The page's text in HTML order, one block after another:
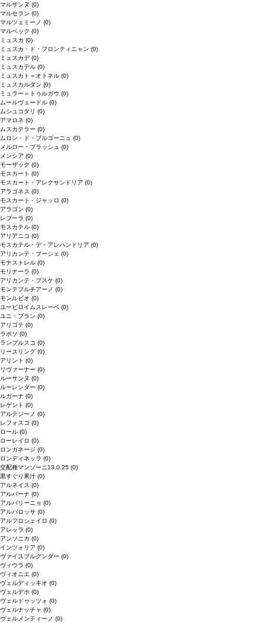
マルサンヌ (0)
マルセラン (0)
マルツェミーノ (0)
マルベック (0)
ミュスカ (0)
ミュスカ・ド・フロンティニャン (0)
ミュスカデ(0)
ミュスカデル (0)
ミュスカト＝オトネル (0)
ミュスカルダン (0)
ミュラー＝トゥルガウ (0)
ムールヴェードル (0)
ムシュコタリ (0)
アマロネ (0)
ムスカテラー (0)
ムロン・ド・ブルゴーニュ (0)
メルロー・ブラッシュ (0)
メンシア (0)
モーザック (0)
モスカート (0)
モスカート・アレクサンドリア (0)
アラゴネス (0)
モスカート・ジャッロ (0)
アラゴン (0)
レブーラ (0)
モスカテル (0)
アリアニコ (0)
モスカテル・デ・アレハンドリア (0)
アリカンテ・ブーシェ (0)
モナストレル (0)
モリナーラ (0)
アリカンテ・ブスケ (0)
モンテプルチアーノ (0)
モンルビオ (0)
ユービロイムスレーベ (0)
ユニ・ブラン (0)
アリゴテ (0)
ラボソ (0)
ランブルスコ (0)
リースリング (0)
アリント (0)
リヴァーナー (0)
ルーサンヌ (0)
ルーレンダー (0)
ルガーナ (0)
レゲント (0)
アルテジーノ (0)
レフォスコ (0)
ロール (0)
ローレイロ (0)
ロンガネージ (0)
ロンディネッラ (0)
交配種マンゾーニ13.0.25 (0)
黒すぐり果汁 (0)
アルネイス (0)
アルバーナ (0)
アルバリーニョ (0)
アルバロッサ (0)
アルフロシェイロ (0)
アレッラ (0)
アンソニカ (0)
インツォリア (0)
ヴァイスブルグンダー (0)
ヴィウラ (0)
ヴィオニエ (0)
ヴェルディッキオ (0)
ヴェルデホ (0)
ヴェルドゥッツォ (0)
ヴェルナッチャ (0)
ヴェルメンティーノ (0)